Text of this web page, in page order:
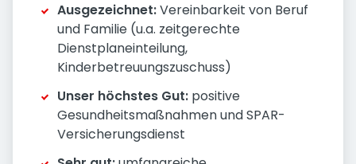
Ausgezeichnet:Vereinbarkeit von Beruf
und Familie (u.a. zeitgerechte
Dienstplaneinteilung,
Kinderbetreuungszuschuss)
Unser höchstes Gut: positive
Gesundheitsmaßnahmen und SPAR-
Versicherungsdienst